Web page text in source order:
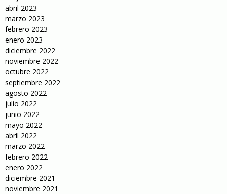
abril 2023
marzo 2023
febrero 2023
enero 2023
diciembre 2022
noviembre 2022
octubre 2022
septiembre 2022
agosto 2022
julio 2022
junio 2022
mayo 2022
abril 2022
marzo 2022
febrero 2022
enero 2022
diciembre 2021
noviembre 2021